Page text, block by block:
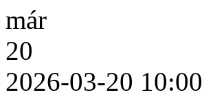
már
20
2026-03-20 10:00